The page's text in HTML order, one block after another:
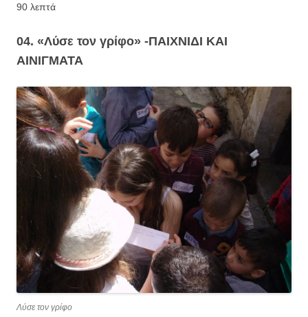
90 λεπτά
04. «Λύσε τον γρίφο» -ΠΑΙΧΝΙΔΙ ΚΑΙ
ΑΙΝΙΓΜΑΤΑ
Λύσε τον γρίφο